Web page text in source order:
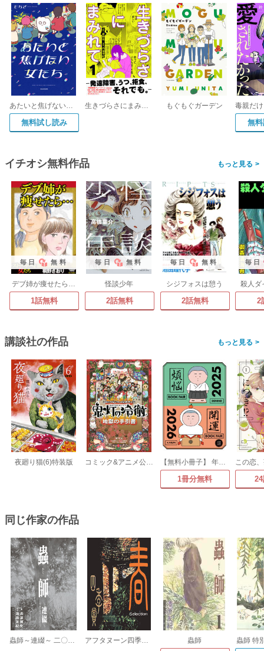
あたいと焦げない女たち
無料試し読み
生きづらさにまみれて～発達障害、うつ、拒食、それでも。～【電子単行本版】 もぐもぐガーデン
無
イチオシ無料作品 >
毎日 無料
デブ姉が痩せたら…
1話無料
毎日 無料
怪談少年
2話無料
毎日 無料
シジフォスは憩う
2話無料
毎日
殺人ダ
2
講談社の作品 >
夜廻り猫(6)特装版 コミック&アニメ公式ガイド 鬼灯の冷徹 地獄の手引書 【無料小冊子】 年末年始のお供になる108冊 講談社 煩悩×開運ブックフェア 2025-2026
1冊分無料
同じ作家の作品
蟲師～連綴～ 二〇〇四〇七〇九-二〇〇六〇八〇八 アフタヌーン四季賞CHRONICLE 1987-2000 蟲師 蟲師 特